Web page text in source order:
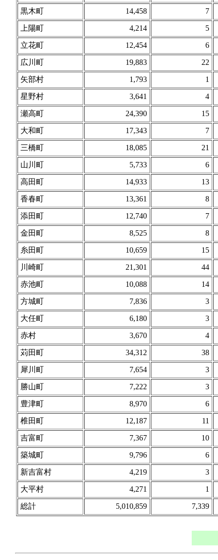
黒木町 14,458 7
上陽町 4,214 5
立花町 12,454 6
広川町 19,883 22
矢部村 1,793 1
星野村 3,641 4
瀬高町 24,390 15
大和町 17,343 7
三橋町 18,085 21
山川町 5,733 6
高田町 14,933 13
香春町 13,361 8
添田町 12,740 7
金田町 8,525 8
糸田町 10,659 15
川崎町 21,301 44
赤池町 10,088 14
方城町 7,836 3
大任町 6,180 3
赤村 3,670 4
苅田町 34,312 38
犀川町 7,654 3
勝山町 7,222 3
豊津町 8,970 6
椎田町 12,187 11
吉富町 7,367 10
築城町 9,796 6
新吉富村 4,219 3
大平村 4,271 1
総計 5,010,859 7,339